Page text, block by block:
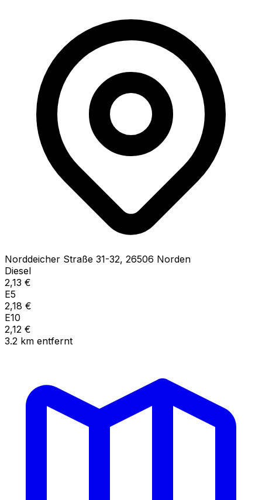
Norddeicher Straße 31-32, 26506 Norden
Diesel
2,13 €
E5
2,18 €
E10
2,12 €
3.2 km entfernt